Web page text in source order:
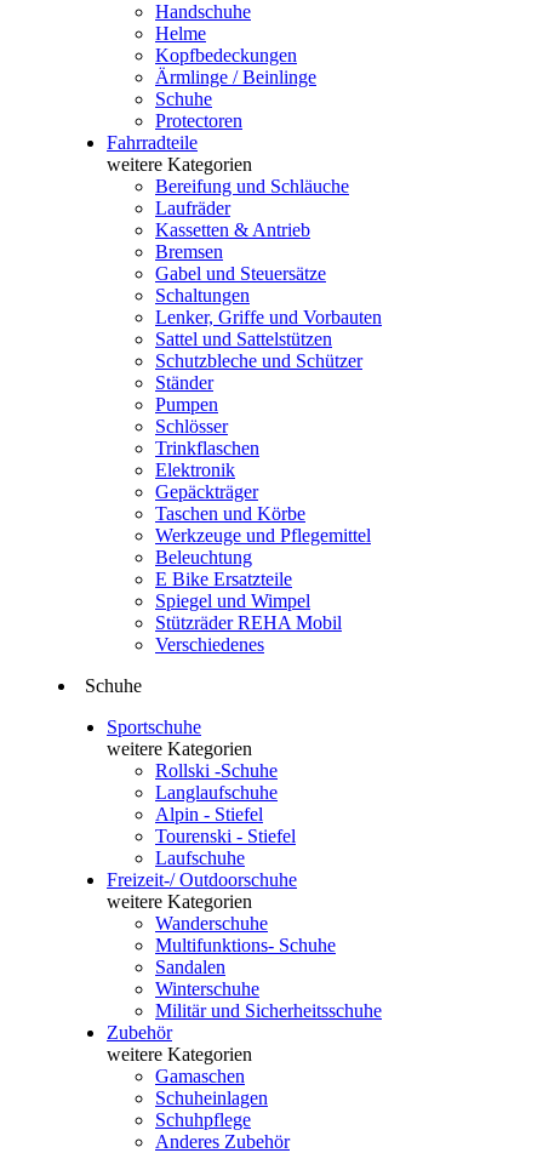
Handschuhe
Helme
Kopfbedeckungen
Ärmlinge / Beinlinge
Schuhe
Protectoren
Fahrradteile
weitere Kategorien
Bereifung und Schläuche
Laufräder
Kassetten & Antrieb
Bremsen
Gabel und Steuersätze
Schaltungen
Lenker, Griffe und Vorbauten
Sattel und Sattelstützen
Schutzbleche und Schützer
Ständer
Pumpen
Schlösser
Trinkflaschen
Elektronik
Gepäckträger
Taschen und Körbe
Werkzeuge und Pflegemittel
Beleuchtung
E Bike Ersatzteile
Spiegel und Wimpel
Stützräder REHA Mobil
Verschiedenes
Schuhe
Sportschuhe
weitere Kategorien
Rollski -Schuhe
Langlaufschuhe
Alpin - Stiefel
Tourenski - Stiefel
Laufschuhe
Freizeit-/ Outdoorschuhe
weitere Kategorien
Wanderschuhe
Multifunktions- Schuhe
Sandalen
Winterschuhe
Militär und Sicherheitsschuhe
Zubehör
weitere Kategorien
Gamaschen
Schuheinlagen
Schuhpflege
Anderes Zubehör